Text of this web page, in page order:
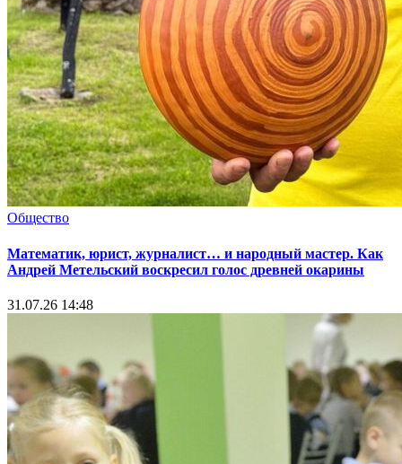
Общество
Математик, юрист, журналист… и народный мастер. Как
Андрей Метельский воскресил голос древней окарины
31.07.26 14:48